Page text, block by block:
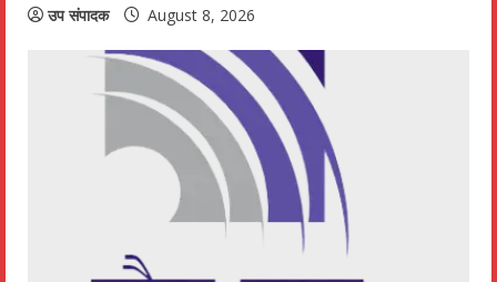
उप संपादक August 8, 2026